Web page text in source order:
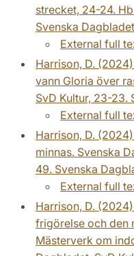
strecket, 24-24.
Svenska
External full
Harrison, D.
vann Gloria över
SvD Kultur, 23-23.
External full
Harrison, D.
minnas. Svenska
49. Svenska
External full
Harrison, D.
frigörelse och den
Mästerverk om